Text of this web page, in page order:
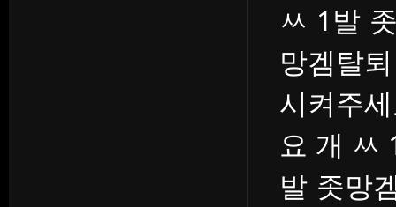
ㅆ 1발
망겜탈
시켜주
요 개 ㅆ
발 좃망